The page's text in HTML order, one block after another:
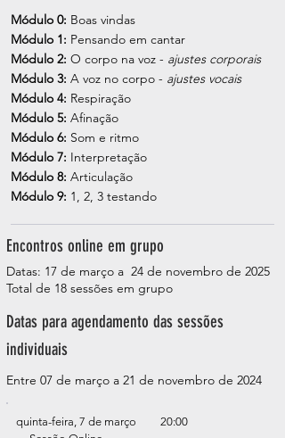
Módulo 0: Boas vindas
Módulo 1: Pensando em cantar
Módulo 2: O corpo na voz - ajustes corporais
Módulo 3: A voz no corpo - ajustes vocais
Módulo 4: Respiração
Módulo 5: Afinação
Módulo 6: Som e ritmo
Módulo 7: Interpretação
Módulo 8: Articulação
Módulo 9: 1, 2, 3 testando
Encontros online em grupo
Datas: 17 de março a 24 de novembro de 2025
Total de 18 sessões em grupo
Datas para agendamento das sessões
individuais
Entre 07 de março a 21 de novembro de 2024
quinta-feira, 7 de março